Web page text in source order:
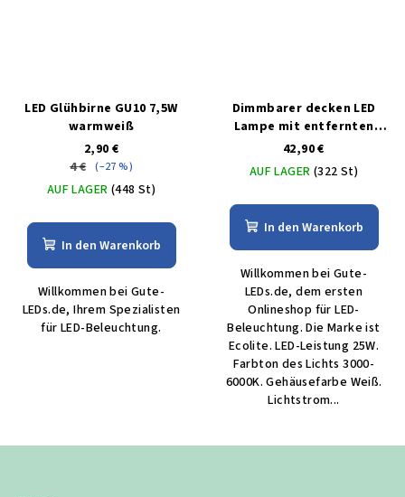
LED Glühbirne GU10 7,5W
warmweiß
2,90 €
4 € (–27 %)
AUF LAGER (448 St)
In den Warenkorb
Willkommen bei Gute-
LEDs.de, Ihrem Spezialisten
für LED-Beleuchtung.
Dimmbarer decken LED
Lampe mit entfernten
bedienungem 25W
42,90 €
AUF LAGER (322 St)
In den Warenkorb
Willkommen bei Gute-
LEDs.de, dem ersten
Onlineshop für LED-
Beleuchtung. Die Marke ist
Ecolite. LED-Leistung 25W.
Farbton des Lichts 3000-
6000K. Gehäusefarbe Weiß.
Lichtstrom...